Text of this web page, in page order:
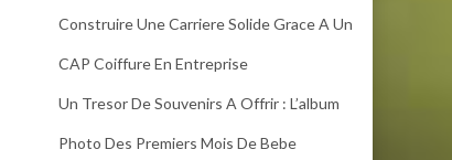
Construire Une Carriere Solide Grace A Un
CAP Coiffure En Entreprise
Un Tresor De Souvenirs A Offrir : L’album
Photo Des Premiers Mois De Bebe